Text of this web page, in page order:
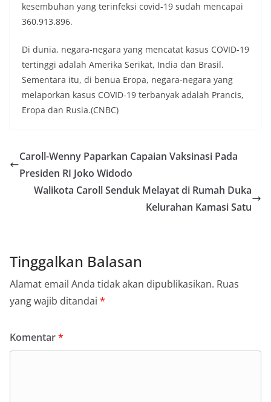
kesembuhan yang terinfeksi covid-19 sudah mencapai
360.913.896.
Di dunia, negara-negara yang mencatat kasus COVID-19
tertinggi adalah Amerika Serikat, India dan Brasil.
Sementara itu, di benua Eropa, negara-negara yang
melaporkan kasus COVID-19 terbanyak adalah Prancis,
Eropa dan Rusia.(CNBC)
Caroll-Wenny Paparkan Capaian Vaksinasi Pada
Presiden RI Joko Widodo
Walikota Caroll Senduk Melayat di Rumah Duka
Kelurahan Kamasi Satu
Tinggalkan Balasan
Alamat email Anda tidak akan dipublikasikan. Ruas
yang wajib ditandai *
Komentar*